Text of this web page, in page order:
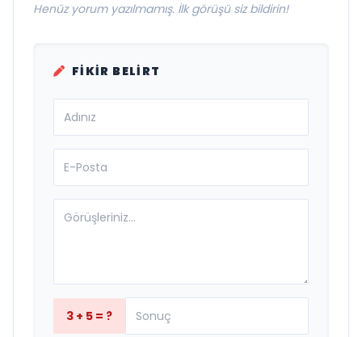
Henüz yorum yazılmamış. İlk görüşü siz bildirin!
FIKIR BELIRT
3 + 5 = ?